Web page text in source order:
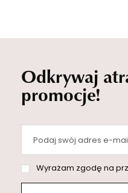
Odkrywaj
promocje!
Podaj swój adres e-mail
Wyrażam zgodę na przetwarzanie moich danych osobowych